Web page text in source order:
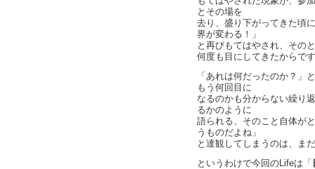
とその場を
去り、盛り下がってきた頃
界が変わる！」
と再びもてはやされ、その
何度も目にしてきたからで
「あれは何だったのか？」
もう何回目に
なるのかも分からない繰り
るかのように
語られる、そのこと自体が
うものだよね」
と達観してしまうのは、ま
というわけで今回のLifeは「